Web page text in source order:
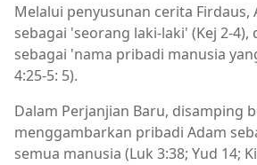
Melalui penyusunan cerita Firdaus,
sebagai 'seorang laki-laki' (Kej 2-4),
sebagai 'nama pribadi manusia
4:25-5: 5).
Dalam Perjanjian Baru, disamping
menggambarkan pribadi Adam
semua manusia (Luk 3:38; Yud 14;